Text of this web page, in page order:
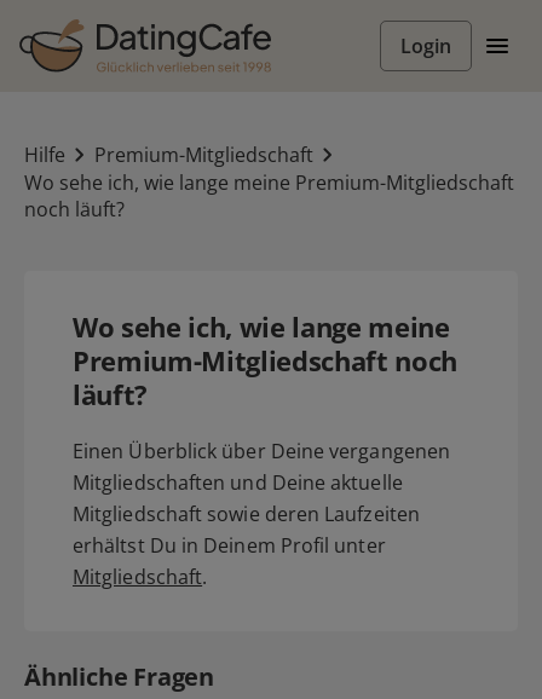
Login
Hilfe
Premium-Mitgliedschaft
Wo sehe ich, wie lange meine Premium-Mitgliedschaft
noch läuft?
Wo sehe ich, wie lange meine
Premium-Mitgliedschaft noch
läuft?
Einen Überblick über Deine vergangenen
Mitgliedschaften und Deine aktuelle
Mitgliedschaft sowie deren Laufzeiten
erhältst Du in Deinem Profil unter
Mitgliedschaft.
Ähnliche Fragen